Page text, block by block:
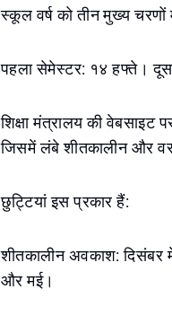
स्कूल वर्ष को तीन मुख्य चरणों
पहला सेमेस्टर: १४ हफ्ते।
शिक्षा मंत्रालय की
जिसमें लंबे शीतकालीन और
छुट्टियां इस प्रकार हैं:
शीतकालीन अवकाश:
और मई।